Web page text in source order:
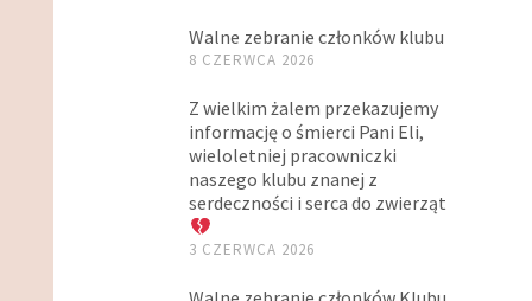
Walne zebranie członków klubu
8 CZERWCA 2026
Z wielkim żalem przekazujemy
informację o śmierci Pani Eli,
wieloletniej pracowniczki
naszego klubu znanej z
serdeczności i serca do zwierząt
3 CZERWCA 2026